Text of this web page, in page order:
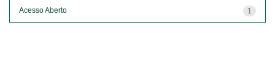
1
Acesso Aberto